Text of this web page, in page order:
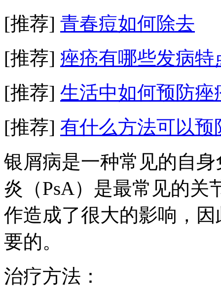
[推荐] 青春痘如何除去
[推荐] 痤疮有哪些发病特
[推荐] 生活中如何预防痤
[推荐] 有什么方法可以预
银屑病是一种常见的自
炎（PsA）是最常见的关
作造成了很大的影响，
要的。
治疗方法：